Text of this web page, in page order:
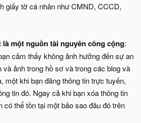
giấy tờ cá nhân như CMND, CCCD,
một nguồn tài nguyên công cộng:
cảm thấy không ảnh hưởng đến sự an
và ảnh trong hồ sơ và trong các blog và
một khi bạn đăng thông tin trực tuyến,
tin đó. Ngay cả khi bạn xóa thông tin
có thể tồn tại một bảo sao đâu đó trên